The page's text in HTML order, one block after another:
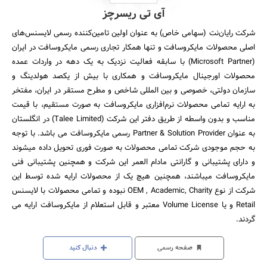
آی تی ریسرچز
شرکت رایان‌نت (سهامی خاص) به عنوان اولین تامین‌کننده رسمی لایسنس‌های
اصلی محصولات مایکروسافت و تنها همکار تجاری رسمی مایکروسافت در ایران
(Microsoft Partner) با سابقه فعالیت نزدیک به یک دهه در واردات عمده
محصولات اورجینال مایکروسافت و همکاری با بیش از یکصد هولدینگ و
سازمان دولتی، خصوصی و بین المللی شاخص و مطرح مستقر در ایران، مفتخر
به ارایه تمامی محصولات نرم‌افزاری مایکروسافت به صورت مستقیم، با قیمت
مناسب و بدون واسطه از طریق دفتر این شرکت (Talee Limited) در انگلستان
به عنوان Partner & Solution Provider رسمی مایکروسافت می باشد. با توجه
به حجم موجودی شرکت تمامی محصولات به صورت فوری تحویل داده میشوند
و دارای پشتیبانی و گارانتی مادام العمر این شرکت و همچنین پشتیبانی فنی
مایکروسافت میباشند، همچنین هیچ یک از محصولات ارایه شده توسط این
شرکت از نوع OEM , Academic, Charity نبوده و تمامی محصولات با لایسنس
Retail و یا Volume License معتبر و قابل استعلام از مایکروسافت ارایه می
گردند.
صفحه رسمی دنبال کنید